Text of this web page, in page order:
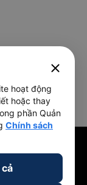
close
hoạt động
hoặc thay
phần Quản
Chính sách